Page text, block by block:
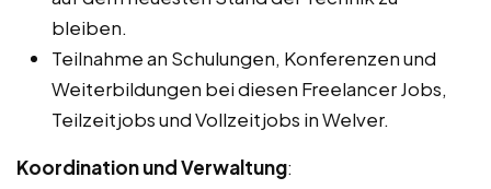
bleiben.
Teilnahme an Schulungen, Konferenzen und
Weiterbildungen bei diesen Freelancer Jobs,
Teilzeitjobs und Vollzeitjobs in Welver.
Koordination und Verwaltung: